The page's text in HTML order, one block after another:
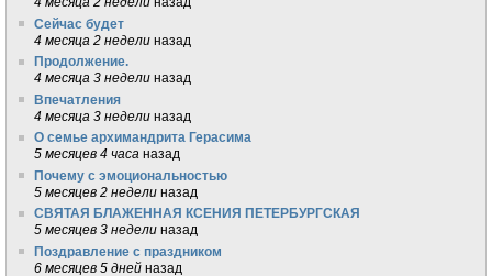
Сейчас будет
4 месяца 2 недели назад
Продолжение.
4 месяца 3 недели назад
Впечатления
4 месяца 3 недели назад
О семье архимандрита Герасима
5 месяцев 4 часа назад
Почему с эмоциональностью
5 месяцев 2 недели назад
СВЯТАЯ БЛАЖЕННАЯ КСЕНИЯ ПЕТЕРБУРГСКАЯ
5 месяцев 3 недели назад
Поздравление с праздником
6 месяцев 5 дней назад